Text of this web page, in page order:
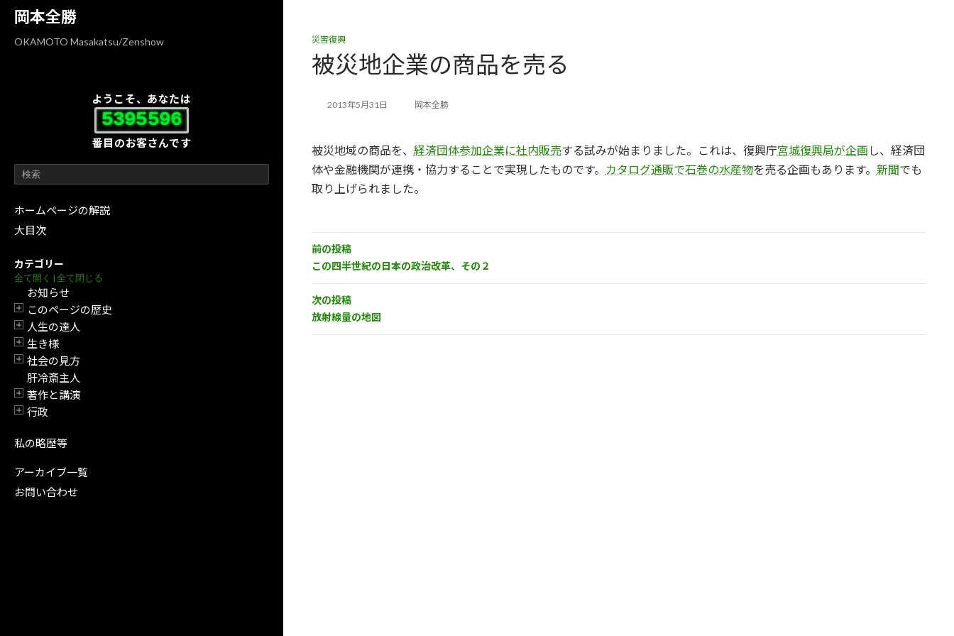
岡本全勝
OKAMOTO Masakatsu/Zenshow
ようこそ、あなたは
5395596
番目のお客さんです
ホームページの解説
大目次
カテゴリー
全て開く | 全て閉じる
お知らせ
開閉
このページの歴史
開閉
人生の達人
開閉
生き様
開閉
社会の見方
肝冷斎主人
開閉
著作と講演
開閉
行政
私の略歴等
アーカイブ一覧
お問い合わせ
災害復興
被災地企業の商品を売る
2013年5月31日 岡本全勝
被災地域の商品を、 経済団体参加企業に社内販売する試みが始まりました。これは、復興庁宮城復興局が企画 し、経済団
体や金融機関が連携・協力することで実現したものです。
カタログ通販で石巻の水産物を売る企画もあります。 新聞でも
取り上げられました。
前の投稿
この四半世紀の日本の政治改革、その２
次の投稿
放射線量の地図